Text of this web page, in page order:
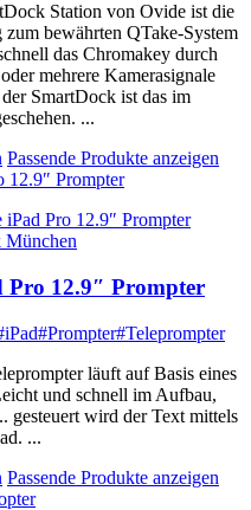
Station von Ovide ist die
zum bewährten QTake-System
das Chromakey durch
mehrere Kamerasignale
SmartDock ist das im
...
Passende Produkte anzeigen
12.9″ Prompter
Pro 12.9″ Prompter
#Prompter#Teleprompter
läuft auf Basis eines
und schnell im Aufbau,
gesteuert wird der Text mittels
...
Passende Produkte anzeigen